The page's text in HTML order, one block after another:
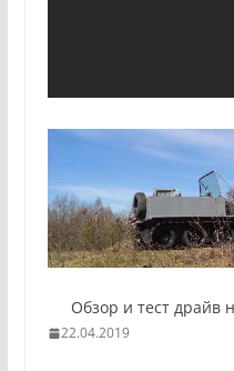
Обзор и тест драйв
22.04.2019